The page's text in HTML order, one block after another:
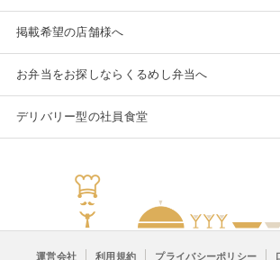
掲載希望の店舗様へ
お弁当をお探しならくるめし弁当へ
デリバリー型の社員食堂
運営会社 利用規約 プライバシーポリシー